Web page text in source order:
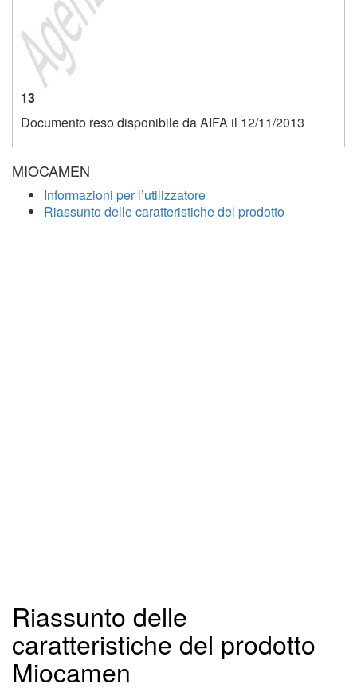
13
Documento reso disponibile da AIFA il 12/11/2013
MIOCAMEN
Informazioni per l’utilizzatore
Riassunto delle caratteristiche del prodotto
Riassunto delle
caratteristiche del prodotto
Miocamen